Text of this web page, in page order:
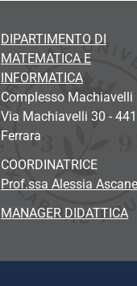
DIPARTIMENTO DI
MATEMATICA E
INFORMATICA
Complesso Machiavelli
Via Machiavelli 30 -
Ferrara
COORDINATRICE
Prof.ssa Alessia
MANAGER DIDATTICA